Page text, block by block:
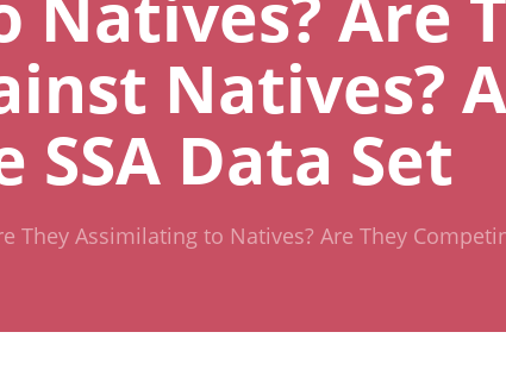
Natives?
Data Set
They Assimilating to Natives? Are They